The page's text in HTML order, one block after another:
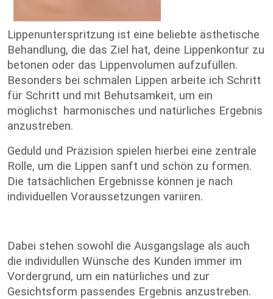
Lippenunterspritzung ist eine beliebte ästhetische
Behandlung, die das Ziel hat, deine Lippenkontur zu
betonen oder das Lippenvolumen aufzufüllen.
Besonders bei schmalen Lippen arbeite ich Schritt
für Schritt und mit Behutsamkeit, um ein
möglichst harmonisches und natürliches Ergebnis
anzustreben.
Geduld und Präzision spielen hierbei eine zentrale
Rolle, um die Lippen sanft und schön zu formen.
Die tatsächlichen Ergebnisse können je nach
individuellen Voraussetzungen variiren.
Dabei stehen sowohl die Ausgangslage als auch
die individullen Wünsche des Kunden immer im
Vordergrund, um ein natürliches und zur
Gesichtsform passendes Ergebnis anzustreben.